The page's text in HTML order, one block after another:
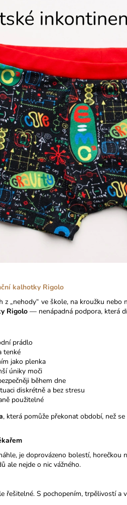
kalhotky Rigolo
„nehody“ ve škole, na kroužku
Rigolo — nenápadná podpora, která
prádlo
tenké
jako plenka
úniky moči
během dne
diskrétně a bez stresu
použitelné
, která pomůže překonat období, než
je doprovázeno bolestí,
ale nejde o nic vážného.
řešitelné. S pochopením, trpělivostí